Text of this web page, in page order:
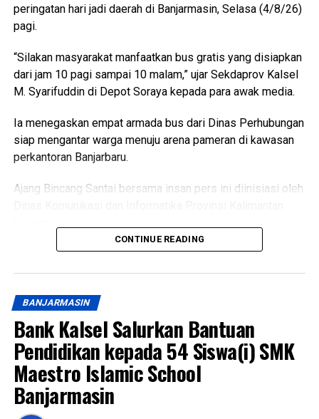
peringatan hari jadi daerah di Banjarmasin, Selasa (4/8/26)
pagi.
“Silakan masyarakat manfaatkan bus gratis yang disiapkan
dari jam 10 pagi sampai 10 malam,” ujar Sekdaprov Kalsel
M. Syarifuddin di Depot Soraya kepada para awak media.
Ia menegaskan empat armada bus dari Dinas Perhubungan
siap mengantar warga menuju arena pameran di kawasan
perkantoran Banjarbaru.
Ajang Bincang Santai bersama insan pers ini diinisiasi oleh
Pertemuan hangat ini dikemas penuh keakraban untuk
menyampaikan keterbukaan informasi pembangunan
Puncak perayaan tahun ini dibuat lebih berkesan agar
masyarakat bisa datang menikmati hiburan murah meriah.
Seluruh jajaran satuan kerja perangkat daerah dikerahkan
sesuai tugas masing-masing demi melayani keperluan
warga Banua.
CONTINUE READING
BANJARMASIN
Bank Kalsel Salurkan Bantuan
Pendidikan kepada 54 Siswa(i) SMK
Maestro Islamic School
Banjarmasin